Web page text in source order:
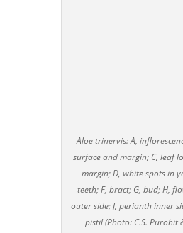
Aloe trinervis: A,
surface and margin; C, leaf
margin; D, white spots in
teeth; F, bract; G, bud; H,
outer side; J, perianth inner
pistil (Photo: C.S. Purohit